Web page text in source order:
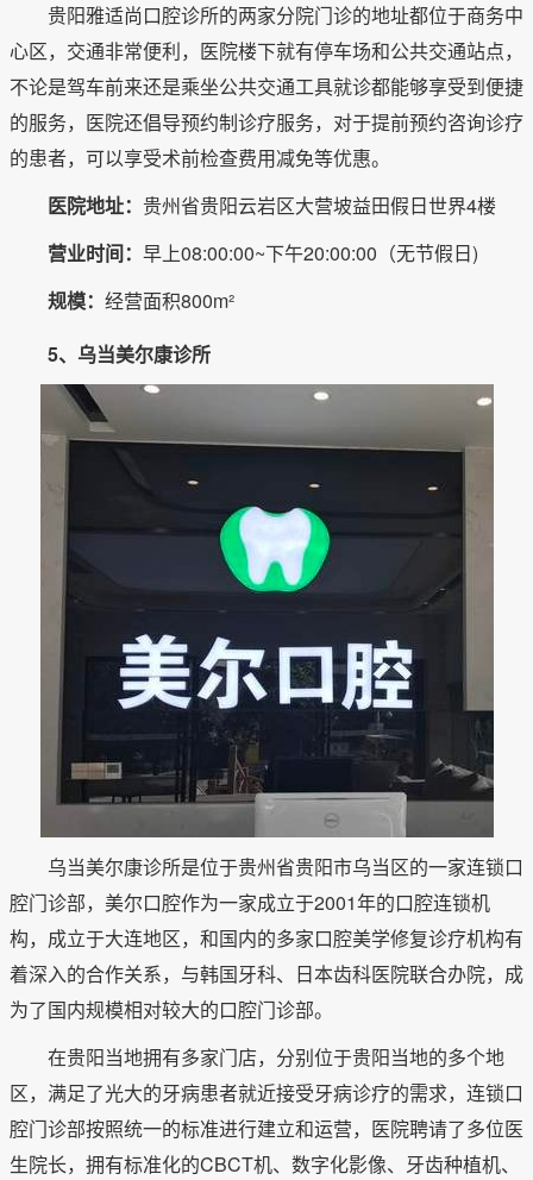
贵阳雅适尚口腔诊所的两家分院门诊的地址都位于商务中
心区，交通非常便利，医院楼下就有停车场和公共交通站点，
不论是驾车前来还是乘坐公共交通工具就诊都能够享受到便捷
的服务，医院还倡导预约制诊疗服务，对于提前预约咨询诊疗
的患者，可以享受术前检查费用减免等优惠。
医院地址： 贵州省贵阳云岩区大营坡益田假日世界4楼
营业时间： 早上08:00:00~下午20:00:00（无节假日)
规模： 经营面积800m²
5、乌当美尔康诊所
乌当美尔康诊所是位于贵州省贵阳市乌当区的一家连锁口
腔门诊部，美尔口腔作为一家成立于2001年的口腔连锁机
构，成立于大连地区，和国内的多家口腔美学修复诊疗机构有
着深入的合作关系，与韩国牙科、日本齿科医院联合办院，成
为了国内规模相对较大的口腔门诊部。
在贵阳当地拥有多家门店，分别位于贵阳当地的多个地
区，满足了光大的牙病患者就近接受牙病诊疗的需求，连锁口
腔门诊部按照统一的标准进行建立和运营，医院聘请了多位医
生院长，拥有标准化的CBCT机、数字化影像、牙齿种植机、